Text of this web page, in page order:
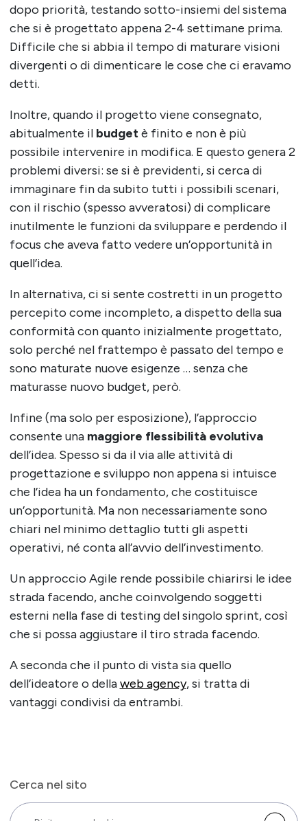
Cerca nel sito
dopo priorità, testando sotto-insiemi del sistema
che si è progettato appena 2-4 settimane prima.
Difficile che si abbia il tempo di maturare visioni
divergenti o di dimenticare le cose che ci eravamo
detti.
Inoltre, quando il progetto viene consegnato,
abitualmente il budgetè finito e non è più
possibile intervenire in modifica. E questo genera 2
problemi diversi: se si è previdenti, si cerca di
immaginare fin da subito tutti i possibili scenari,
con il rischio (spesso avveratosi) di complicare
inutilmente le funzioni da sviluppare e perdendo il
focus che aveva fatto vedere un’opportunità in
quell’idea.
In alternativa, ci si sente costretti in un progetto
percepito come incompleto, a dispetto della sua
conformità con quanto inizialmente progettato,
solo perché nel frattempo è passato del tempo e
sono maturate nuove esigenze … senza che
maturasse nuovo budget, però.
Infine (ma solo per esposizione), l’approccio
consente una maggiore flessibilità evolutiva
dell’idea. Spesso si da il via alle attività di
progettazione e sviluppo non appena si intuisce
che l’idea ha un fondamento, che costituisce
un’opportunità. Ma non necessariamente sono
chiari nel minimo dettaglio tutti gli aspetti
operativi, né conta all’avvio dell’investimento.
Un approccio Agile rende possibile chiarirsi le idee
strada facendo, anche coinvolgendo soggetti
esterni nella fase di testing del singolo sprint, così
che si possa aggiustare il tiro strada facendo.
A seconda che il punto di vista sia quello
dell’ideatore o dellaweb agency, si tratta di
vantaggi condivisi da entrambi.